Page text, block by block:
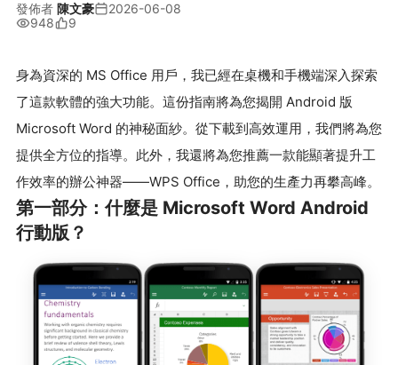
發佈者 陳文豪
2026-06-08
948
9
身為資深的 MS Office 用戶，我已經在桌機和手機端深入探索
了這款軟體的強大功能。這份指南將為您揭開 Android 版
Microsoft Word 的神秘面紗。從下載到高效運用，我們將為您
提供全方位的指導。此外，我還將為您推薦一款能顯著提升工
作效率的辦公神器——WPS Office，助您的生產力再攀高峰。
第一部分：什麼是 Microsoft Word Android
行動版？